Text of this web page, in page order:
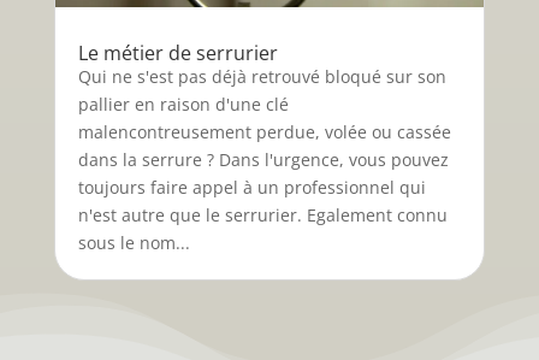
Le métier de serrurier
Qui ne s'est pas déjà retrouvé bloqué sur son
pallier en raison d'une clé
malencontreusement perdue, volée ou cassée
dans la serrure ? Dans l'urgence, vous pouvez
toujours faire appel à un professionnel qui
n'est autre que le serrurier. Egalement connu
sous le nom...